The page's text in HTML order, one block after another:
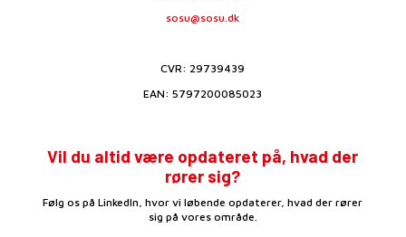
sosu@sosu.dk
CVR: 29739439
EAN: 5797200085023
Vil du altid være opdateret på, hvad der
rører sig?
Følg os på LinkedIn, hvor vi løbende opdaterer, hvad der rører
sig på vores område.